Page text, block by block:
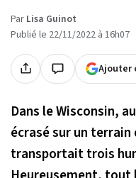
Par Lisa Guinot
Publié le 22/11/2022 à 16h07
Ajouter
Dans le Wisconsin,
écrasé sur un
transportait trois